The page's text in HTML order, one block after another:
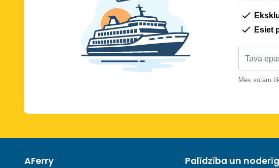
Esiet
Mēs sūtām
AFerry Palīdzība un